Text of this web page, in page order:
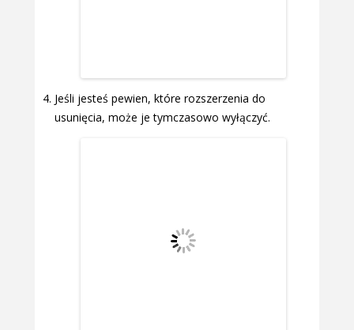
Jeśli jesteś pewien, które rozszerzenia do
usunięcia, może je tymczasowo wyłączyć.